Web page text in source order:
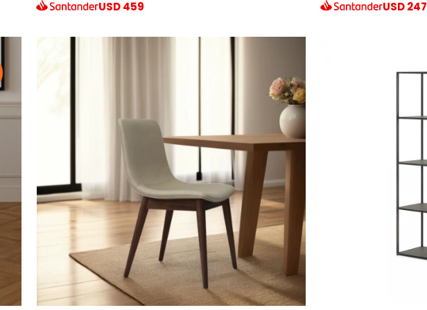
USD459 USD247